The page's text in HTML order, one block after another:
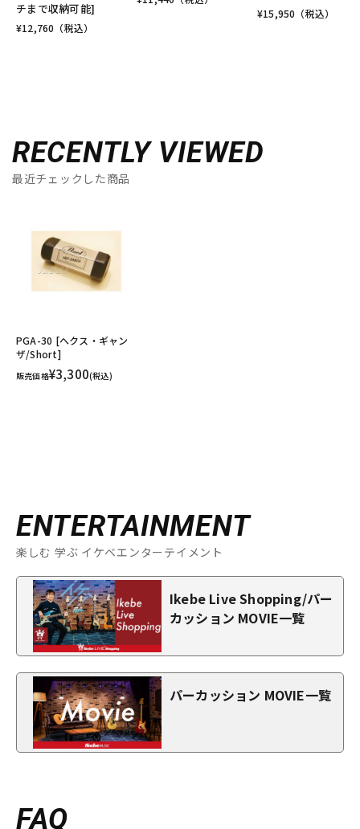
チまで収納可能]
¥12,760 （税込）
¥15,950 （税込）
RECENTLY VIEWED
最近チェックした商品
PGA-30 [へクス・ギャン
ザ/Short]
販売価格¥3,300(税込)
ENTERTAINMENT
楽しむ 学ぶ イケベエンターテイメント
Ikebe Live Shopping/パー
カッション MOVIE一覧
パーカッション MOVIE一覧
FAQ